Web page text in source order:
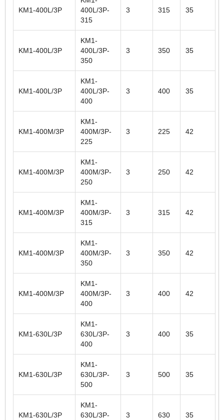
KM1-400L/3P
400L/3P-
315
3 315 35
KM1-400L/3P
KM1-
400L/3P-
350
3 350 35
KM1-400L/3P
KM1-
400L/3P-
400
3 400 35
KM1-400M/3P
KM1-
400M/3P-
225
3 225 42
KM1-400M/3P
KM1-
400M/3P-
250
3 250 42
KM1-400M/3P
KM1-
400M/3P-
315
3 315 42
KM1-400M/3P
KM1-
400M/3P-
350
3 350 42
KM1-400M/3P
KM1-
400M/3P-
400
3 400 42
KM1-630L/3P
KM1-
630L/3P-
400
3 400 35
KM1-630L/3P
KM1-
630L/3P-
500
3 500 35
KM1-630L/3P
KM1-
630L/3P-
3 630 35